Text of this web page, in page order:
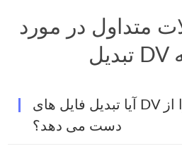
متداول در مورد
آیا تبدیل فایل های DV کیفیت خود را از
دست می دهد؟